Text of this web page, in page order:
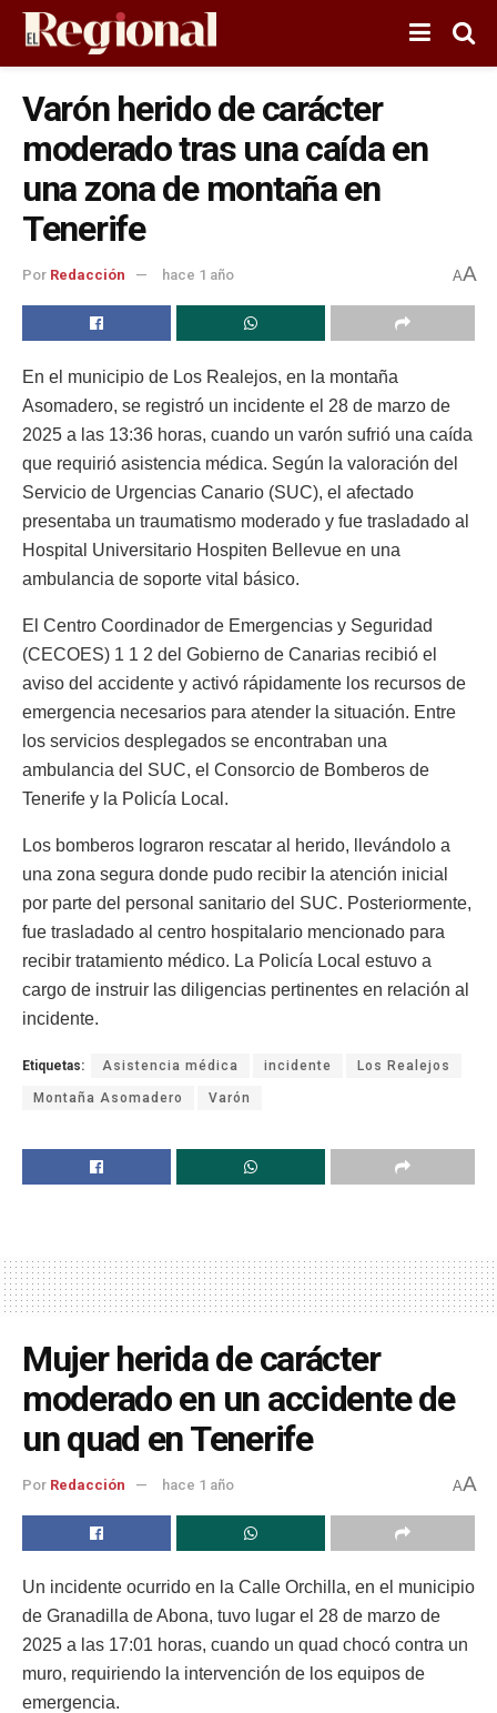
Varón herido de carácter
moderado tras una caída en
una zona de montaña en
Tenerife
Por Redacción hace 1 año AA
En el municipio de Los Realejos, en la montaña
Asomadero, se registró un incidente el 28 de marzo de
2025 a las 13:36 horas, cuando un varón sufrió una caída
que requirió asistencia médica. Según la valoración del
Servicio de Urgencias Canario (SUC), el afectado
presentaba un traumatismo moderado y fue trasladado al
Hospital Universitario Hospiten Bellevue en una
ambulancia de soporte vital básico.
El Centro Coordinador de Emergencias y Seguridad
(CECOES) 1 1 2 del Gobierno de Canarias recibió el
aviso del accidente y activó rápidamente los recursos de
emergencia necesarios para atender la situación. Entre
los servicios desplegados se encontraban una
ambulancia del SUC, el Consorcio de Bomberos de
Tenerife y la Policía Local.
Los bomberos lograron rescatar al herido, llevándolo a
una zona segura donde pudo recibir la atención inicial
por parte del personal sanitario del SUC. Posteriormente,
fue trasladado al centro hospitalario mencionado para
recibir tratamiento médico. La Policía Local estuvo a
cargo de instruir las diligencias pertinentes en relación al
incidente.
Etiquetas: Asistencia médica incidente Los Realejos
Montaña Asomadero Varón
Mujer herida de carácter
moderado en un accidente de
un quad en Tenerife
Por Redacción hace 1 año AA
Un incidente ocurrido en la Calle Orchilla, en el municipio
de Granadilla de Abona, tuvo lugar el 28 de marzo de
2025 a las 17:01 horas, cuando un quad chocó contra un
muro, requiriendo la intervención de los equipos de
emergencia.